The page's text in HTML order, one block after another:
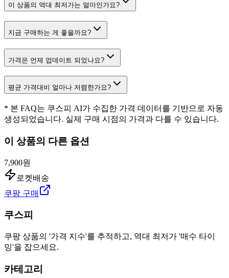
이 상품의 역대 최저가는 얼마인가요?
지금 구매하는 게 좋을까요?
가격은 언제 업데이트 되었나요?
평균 가격대비 얼마나 저렴한가요?
* 본 FAQ는 쿠스피 AI가 수집한 가격 데이터를 기반으로 자동
생성되었습니다. 실제 구매 시점의 가격과 다를 수 있습니다.
이 상품의 다른 옵션
7,900원
로켓배송
쿠팡 구매
쿠스피
쿠팡 상품의 '가격 지수'를 추적하고, 역대 최저가 '매수 타이
밍'을 잡으세요.
카테고리